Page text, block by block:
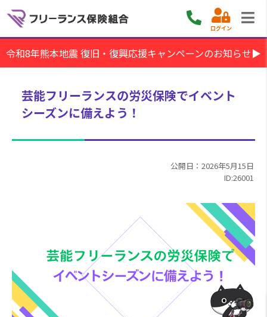
ログイン
令和8年熊本地震 復旧・復興応援キャンペーンのお知らせ▶
芸能フリーランスの労災保険でイベント
シーズンに備えよう！
公開日：2026年5月15日
ID:26001